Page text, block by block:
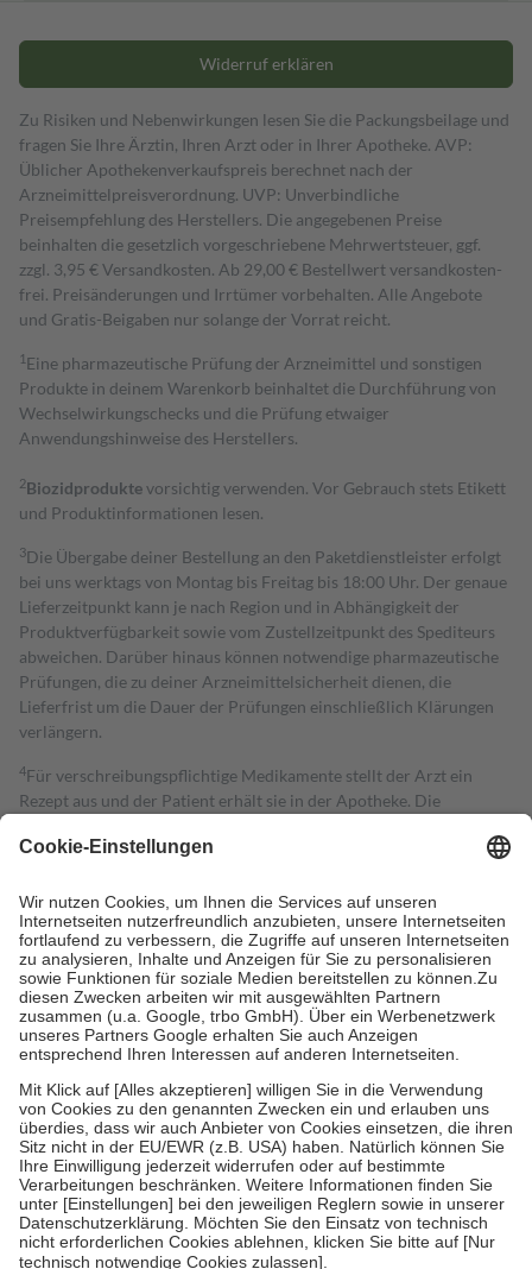
Widerruf erklären
Zu Risiken und Nebenwirkungen lesen Sie die Packungsbeilage und
fragen Sie Ihre Ärztin, Ihren Arzt oder in Ihrer Apotheke. AVP:
Üblicher Apothekenverkaufspreis berechnet nach der
Arzneimittelpreisverordnung. UVP: Unverbindliche
Preisempfehlung des Herstellers. Die angegebenen Preise
beinhalten die gesetzlich vorgeschriebene Mehrwertsteuer, ggf.
zzgl. 3,95 € Versandkosten. Ab 29,00 € Bestell­wert versand­kosten­
frei. Preisänderungen und Irrtümer vorbehalten. Alle Angebote
und Gratis-Beigaben nur solange der Vorrat reicht.
1 Eine pharmazeutische Prüfung der Arzneimittel und sonstigen
Produkte in deinem Warenkorb beinhaltet die Durchführung von
Wechselwirkungschecks und die Prüfung etwaiger
Anwendungshinweise des Herstellers.
2Biozidproduktevorsichtig verwenden. Vor Gebrauch stets Etikett
und Produktinformationen lesen.
3Die Übergabe deiner Bestellung an den Paketdienstleister erfolgt
bei uns werktags von Montag bis Freitag bis 18:00 Uhr. Der genaue
Lieferzeitpunkt kann je nach Region und in Abhängigkeit der
Produktverfügbarkeit sowie vom Zustellzeitpunkt des Spediteurs
abweichen. Darüber hinaus können notwendige pharmazeutische
Prüfungen, die zu deiner Arzneimittelsicherheit dienen, die
Lieferfrist um die Dauer der Prüfungen einschließlich Klärungen
verlängern.
4Für verschreibungspflichtige Medikamente stellt der Arzt ein
Rezept aus und der Patient erhält sie in der Apotheke. Die
Kosten dafür, der Versicherte trägt einen Teil davon als Zuzahlung
Grundsätzlich leisten Mitglieder Zuzahlungen in Höhe von zehn
Prozent des Abgabepreises,mindestensjedochfünf Euround
höchstens zehn Euro.Es sind jedoch nie mehr als die tatsächlichen
Kosten der Leistung zu entrichten.
Diese Regeln gelten grundsätzlich auch für Online-Apotheken.
Bei Heilmitteln und häuslicher Krankenpflege beträgt die
Zuzahlung zehn Prozent der Kosten sowie zehn Euro je
Um das Engagement der Versicherten für ihre eigene Gesundheit zu
stärken und die besondere Stellung der Familie zu unterstützen,
fallenkeine Zuzahlungen an bei:
• Kindern und Jugendlichen bis zum vollendeten 18. Lebensjahr
mit Ausnahme der Fahrkosten
• Untersuchungen zur Vorsorge und Früherkennung, die von der
GKV getragen werden